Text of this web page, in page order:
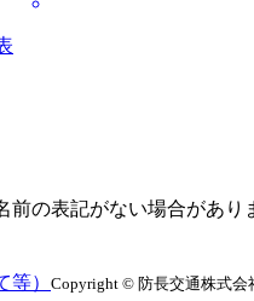
の表記がない場合があり
） Copyright © 防長交通株式会